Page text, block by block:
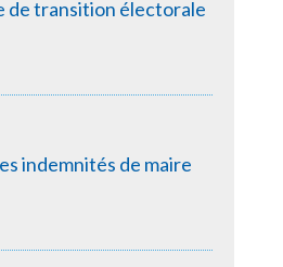
de transition électorale
indemnités de maire